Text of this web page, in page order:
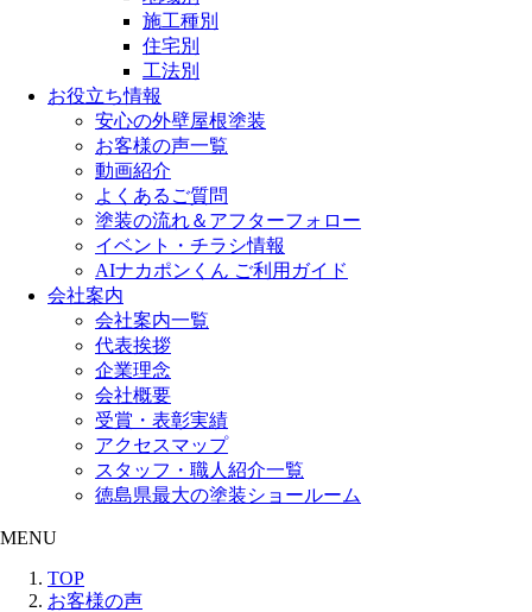
施工種別
住宅別
工法別
お役立ち情報
安心の外壁屋根塗装
お客様の声一覧
動画紹介
よくあるご質問
塗装の流れ＆アフターフォロー
イベント・チラシ情報
AIナカポンくん ご利用ガイド
会社案内
会社案内一覧
代表挨拶
企業理念
会社概要
受賞・表彰実績
アクセスマップ
スタッフ・職人紹介一覧
徳島県最大の塗装ショールーム
MENU
TOP
お客様の声